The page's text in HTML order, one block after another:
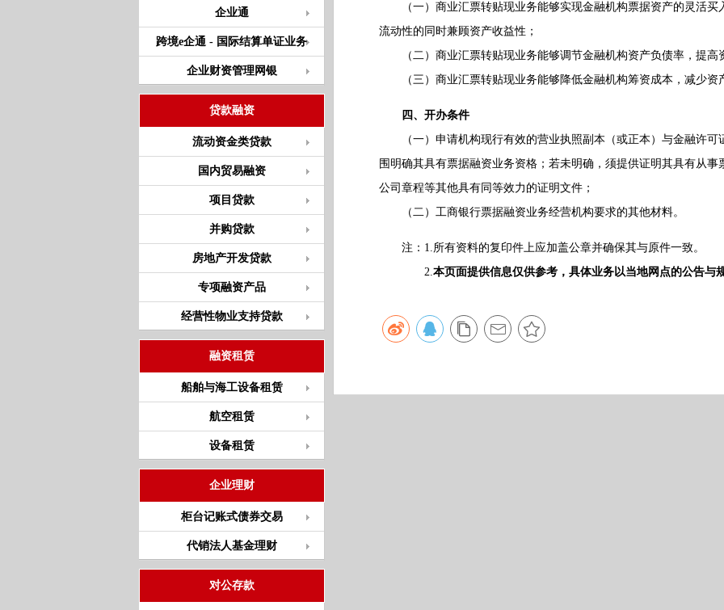
企业通
跨境e企通 - 国际结算单证业务
企业财资管理网银
贷款融资
流动资金类贷款
国内贸易融资
项目贷款
并购贷款
房地产开发贷款
专项融资产品
经营性物业支持贷款
融资租赁
船舶与海工设备租赁
航空租赁
设备租赁
企业理财
柜台记账式债券交易
代销法人基金理财
对公存款
（一）商业汇票转贴现业务能够实现金融机构票据资产的灵活买
流动性的同时兼顾资产收益性；
（二）商业汇票转贴现业务能够调节金融机构资产负债率，提高
（三）商业汇票转贴现业务能够降低金融机构筹资成本，减少资
四、开办条件
（一）申请机构现行有效的营业执照副本（或正本）与金融许可
围明确其具有票据融资业务资格；若未明确，须提供证明其具有从事
公司章程等其他具有同等效力的证明文件；
（二）工商银行票据融资业务经营机构要求的其他材料。
注：1.所有资料的复印件上应加盖公章并确保其与原件一致。
2.本页面提供信息仅供参考，具体业务以当地网点的公告与